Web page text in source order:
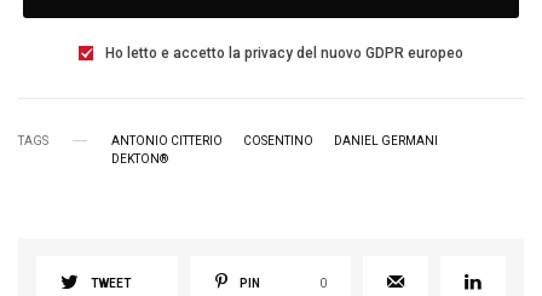
Ho letto e accetto la privacy del nuovo GDPR europeo
TAGS ANTONIO CITTERIO COSENTINO
DANIEL GERMANI
DEKTON®
TWEET PIN 0